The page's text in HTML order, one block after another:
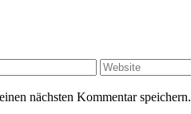
nächsten Kommentar speichern.